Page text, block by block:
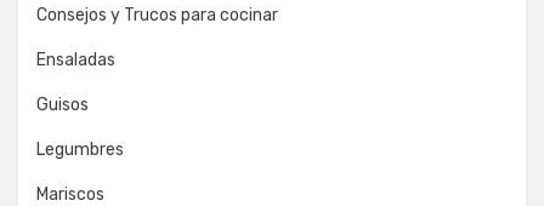
Consejos y Trucos para cocinar
Ensaladas
Guisos
Legumbres
Mariscos